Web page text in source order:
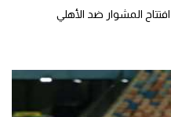
المشوار ضد الأهلي